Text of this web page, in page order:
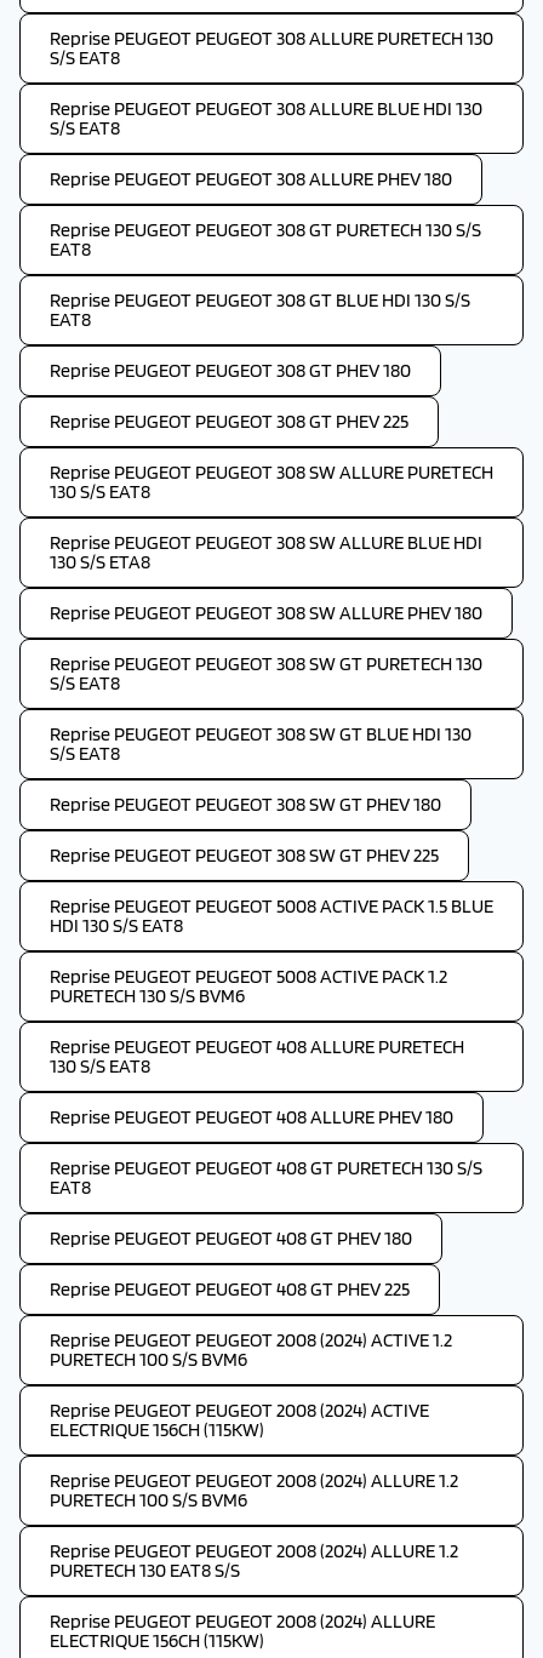
Reprise PEUGEOT PEUGEOT 308 ALLURE PURETECH 130
S/S EAT8
Reprise PEUGEOT PEUGEOT 308 ALLURE BLUE HDI 130
S/S EAT8
Reprise PEUGEOT PEUGEOT 308 ALLURE PHEV 180
Reprise PEUGEOT PEUGEOT 308 GT PURETECH 130 S/S
EAT8
Reprise PEUGEOT PEUGEOT 308 GT BLUE HDI 130 S/S
EAT8
Reprise PEUGEOT PEUGEOT 308 GT PHEV 180
Reprise PEUGEOT PEUGEOT 308 GT PHEV 225
Reprise PEUGEOT PEUGEOT 308 SW ALLURE PURETECH
130 S/S EAT8
Reprise PEUGEOT PEUGEOT 308 SW ALLURE BLUE HDI
130 S/S ETA8
Reprise PEUGEOT PEUGEOT 308 SW ALLURE PHEV 180
Reprise PEUGEOT PEUGEOT 308 SW GT PURETECH 130
S/S EAT8
Reprise PEUGEOT PEUGEOT 308 SW GT BLUE HDI 130
S/S EAT8
Reprise PEUGEOT PEUGEOT 308 SW GT PHEV 180
Reprise PEUGEOT PEUGEOT 308 SW GT PHEV 225
Reprise PEUGEOT PEUGEOT 5008 ACTIVE PACK 1.5 BLUE
HDI 130 S/S EAT8
Reprise PEUGEOT PEUGEOT 5008 ACTIVE PACK 1.2
PURETECH 130 S/S BVM6
Reprise PEUGEOT PEUGEOT 408 ALLURE PURETECH
130 S/S EAT8
Reprise PEUGEOT PEUGEOT 408 ALLURE PHEV 180
Reprise PEUGEOT PEUGEOT 408 GT PURETECH 130 S/S
EAT8
Reprise PEUGEOT PEUGEOT 408 GT PHEV 180
Reprise PEUGEOT PEUGEOT 408 GT PHEV 225
Reprise PEUGEOT PEUGEOT 2008 (2024) ACTIVE 1.2
PURETECH 100 S/S BVM6
Reprise PEUGEOT PEUGEOT 2008 (2024) ACTIVE
ELECTRIQUE 156CH (115KW)
Reprise PEUGEOT PEUGEOT 2008 (2024) ALLURE 1.2
PURETECH 100 S/S BVM6
Reprise PEUGEOT PEUGEOT 2008 (2024) ALLURE 1.2
PURETECH 130 EAT8 S/S
Reprise PEUGEOT PEUGEOT 2008 (2024) ALLURE
ELECTRIQUE 156CH (115KW)